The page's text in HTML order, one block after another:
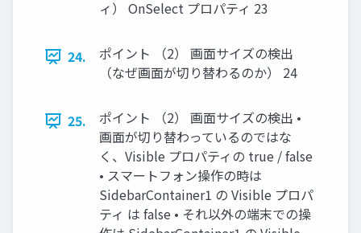
ィ） OnSelect プロパティ 23
24.
ポイント （2） 画面サイズの検出
（なぜ画面が切り替わるのか） 24
25.
ポイント （2） 画面サイズの検出 •
画面が切り替わっているのではな
く、Visible プロパティの true / false
• スマートフォン操作の時は
SidebarContainer1 の Visible プロパ
ティ は false • それ以外の端末での操